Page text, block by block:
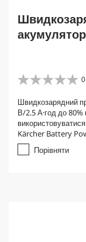
0
0
з
5
з
р
Швидкозарядний
В/2.5 А·год до 80%
Kärcher Battery
Порівняти